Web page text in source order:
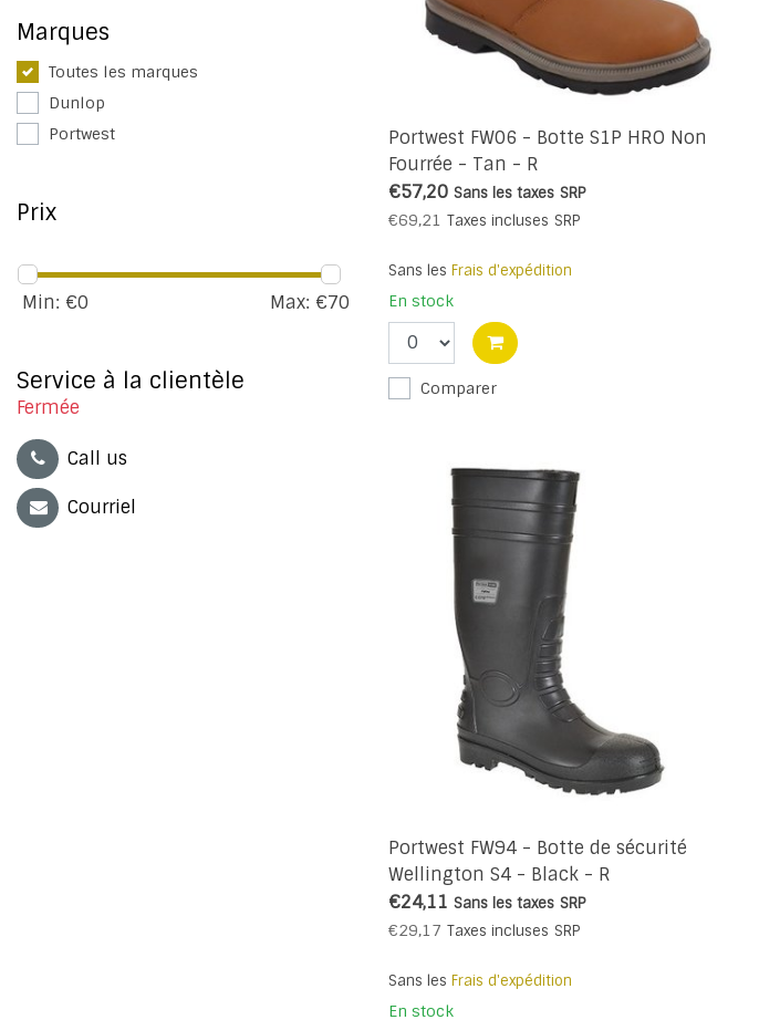
Marques
Toutes les marques
Dunlop
Portwest
Prix
Min: €0 Max: €70
Service à la clientèle
Fermée
Call us
Courriel
Portwest FW06 - Botte S1P HRO Non
Fourrée - Tan - R
€57,20 Sans les taxes SRP
€69,21 Taxes incluses SRP
Sans les Frais d'expédition
En stock
Comparer
Portwest FW94 - Botte de sécurité
Wellington S4 - Black - R
€24,11 Sans les taxes SRP
€29,17 Taxes incluses SRP
Sans les Frais d'expédition
En stock